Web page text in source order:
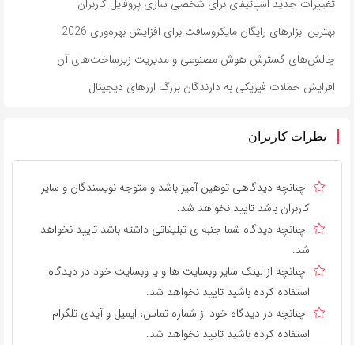
تغییرات جدید اسپاتیفای برای شخصی سازی پروفایل کاربران
بهترین ابزارهای رایگان مایکروسافت برای افزایش بهره‌وری 2026
چالش‌های گسترش هوش مصنوعی و مدیریت زیرساخت‌های آن
افزایش حملات فیزیکی به دارندگان بزرگ ارزهای دیجیتال
نظرات کاربران
چنانچه دیدگاهی توهین آمیز باشد و متوجه نویسندگان و سایر
کاربران باشد تایید نخواهد شد.
چنانچه دیدگاه شما جنبه ی تبلیغاتی داشته باشد تایید نخواهد
شد.
چنانچه از لینک سایر وبسایت ها و یا وبسایت خود در دیدگاه
استفاده کرده باشید تایید نخواهد شد.
چنانچه در دیدگاه خود از شماره تماس، ایمیل و آیدی تلگرام
استفاده کرده باشید تایید نخواهد شد.